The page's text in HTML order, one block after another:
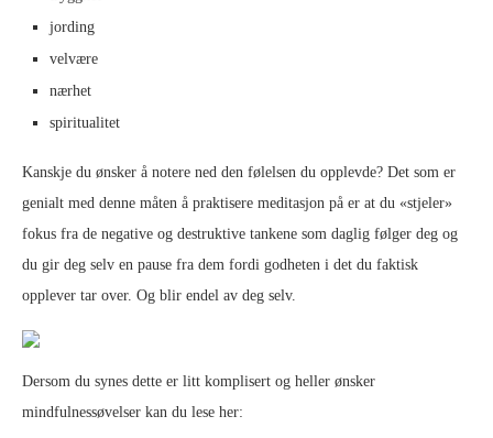
jording
velvære
nærhet
spiritualitet
Kanskje du ønsker å notere ned den følelsen du opplevde? Det som er
genialt med denne måten å praktisere meditasjon på er at du «stjeler»
fokus fra de negative og destruktive tankene som daglig følger deg og
du gir deg selv en pause fra dem fordi godheten i det du faktisk
opplever tar over. Og blir endel av deg selv.
Dersom du synes dette er litt komplisert og heller ønsker
mindfulnessøvelser kan du lese her: